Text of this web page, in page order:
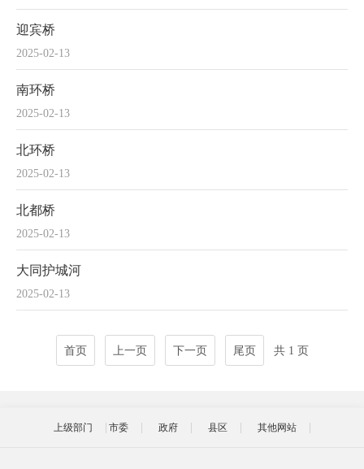
2025-02-13
迎宾桥
2025-02-13
南环桥
2025-02-13
北环桥
2025-02-13
北都桥
2025-02-13
大同护城河
首页 上一页 下一页 尾页 共 1 页
上级部门 市委 政府 县区 其他网站